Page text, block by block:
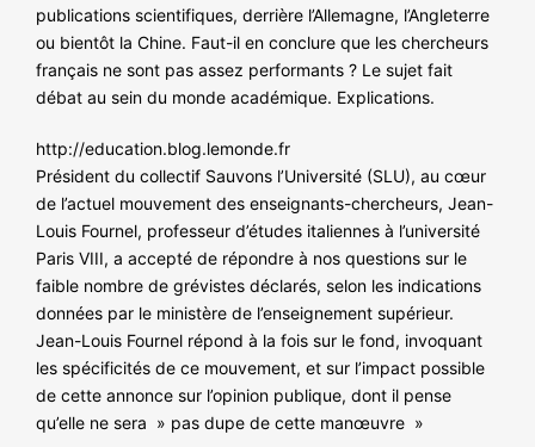
publications scientifiques, derrière l’Allemagne, l’Angleterre
ou bientôt la Chine. Faut-il en conclure que les chercheurs
français ne sont pas assez performants ? Le sujet fait
débat au sein du monde académique. Explications.
http://education.blog.lemonde.fr
Président du collectif Sauvons l’Université (SLU), au cœur
de l’actuel mouvement des enseignants-chercheurs, Jean-
Louis Fournel, professeur d’études italiennes à l’université
Paris VIII, a accepté de répondre à nos questions sur le
faible nombre de grévistes déclarés, selon les indications
données par le ministère de l’enseignement supérieur.
Jean-Louis Fournel répond à la fois sur le fond, invoquant
les spécificités de ce mouvement, et sur l’impact possible
de cette annonce sur l’opinion publique, dont il pense
qu’elle ne sera » pas dupe de cette manœuvre »